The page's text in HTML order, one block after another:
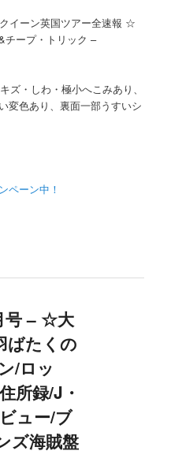
イーン英国ツアー全速報 ☆
チープ・トリック –
ズ・しわ・極小へこみあり、
変色あり、裏面一部うすいシ
ペーン中！
号 – ☆大
ばたくの
/ロッ
所録/J・
ュー/ブ
ズ海賊盤